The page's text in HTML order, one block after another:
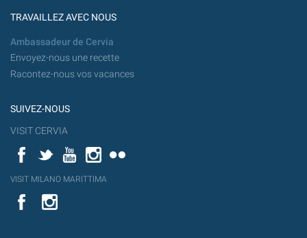
TRAVAILLEZ AVEC NOUS
Ambassadeur de Cervia
Envoyez-nous une recette
Racontez-nous vos vacances
SUIVEZ-NOUS
VISIT CERVIA
FacebookTwitterYouTubeInstagram
YouT
VISIT MILANO MARITTIMA
Flick
VISIT
MILANO
YouTube